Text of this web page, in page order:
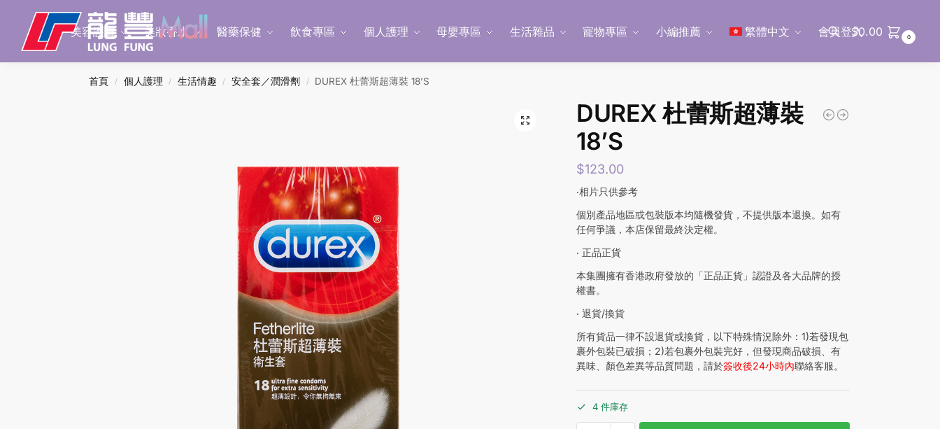
美容護膚 美妝香水 醫藥保健 飲食專區 個人護理 母嬰專區 生活雜品 寵物專區 小編推薦 繁體中文 會員登入
Search
$0.00 0
首頁 / 個人護理 / 生活情趣 / 安全套／潤滑劑 / DUREX 杜蕾斯超薄裝 18’S
DUREX 杜蕾斯超薄裝
18’S
$123.00
‧相片只供參考
個別產品地區或包裝版本均隨機發貨，不提供版本退換。如有
任何爭議，本店保留最終決定權。
‧ 正品正貨
本集團擁有香港政府發放的「正品正貨」認證及各大品牌的授
權書。
‧ 退貨/換貨
所有貨品一律不設退貨或換貨，以下特殊情況除外：1)若發現包
裹外包裝已破損；2)若包裹外包裝完好，但發現商品破損、有
異味、顏色差異等品質問題，請於簽收後24小時內聯絡客服。
4 件庫存